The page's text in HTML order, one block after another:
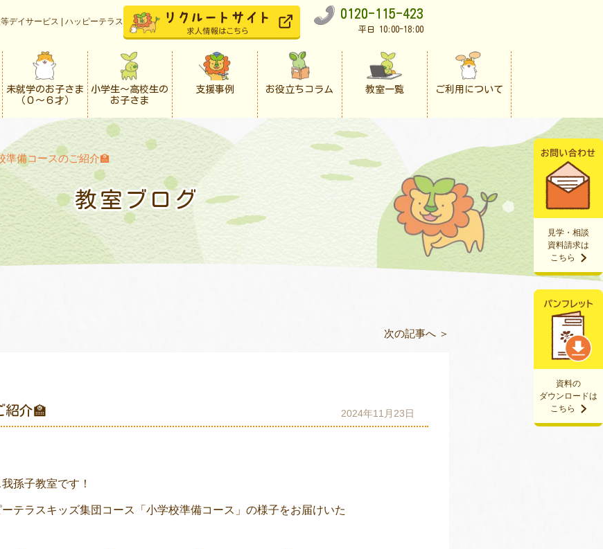
デイサービス | ハッピーテラス
0120-115-423
平日 10:00-18:00
未就学のお子さま
（０〜６才）
小学生〜高校生の
お子さま
支援事例 お役立ちコラム 教室一覧 ご利用について
資料の
ダウンロードは
こちら
見学・相談
資料請求は
こちら
準備コースのご紹介🏫
教室ブログ
次の記事へ ＞
紹介🏫 2024年11月23日
孫子教室です！
テラスキッズ集団コース「小学校準備コース」の様子をお届けいた